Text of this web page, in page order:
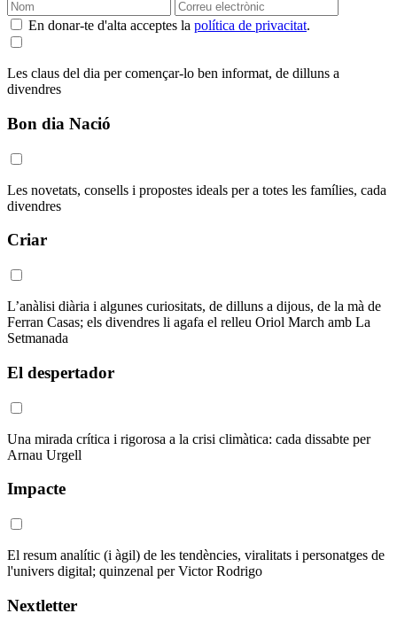
En donar-te d'alta acceptes la política de privacitat.
Les claus del dia per començar-lo ben informat, de dilluns a
divendres
Bon dia Nació
Les novetats, consells i propostes ideals per a totes les famílies, cada
divendres
Criar
L’anàlisi diària i algunes curiositats, de dilluns a dijous, de la mà de
Ferran Casas; els divendres li agafa el relleu Oriol March amb La
Setmanada
El despertador
Una mirada crítica i rigorosa a la crisi climàtica: cada dissabte per
Arnau Urgell
Impacte
El resum analític (i àgil) de les tendències, viralitats i personatges de
l'univers digital; quinzenal per Victor Rodrigo
Nextletter